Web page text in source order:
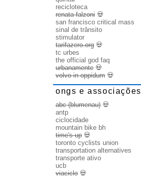
recicloteca
renata falzoni 💀
san francisco critical mass
sinal de trânsito
stimulator
tarifazero.org 💀
tc urbes
the official god faq
urbanamente 💀
volvo in oppidum 💀
ongs e associações
abc (blumenau) 💀
antp
ciclocidade
mountain bike bh
time's up 💀
toronto cyclists union
transportation alternatives
transporte ativo
ucb
viaciclo 💀